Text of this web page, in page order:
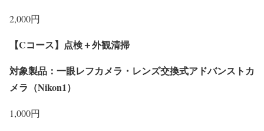
2,000円
【Cコース】点検＋外観清掃
対象製品：一眼レフカメラ・レンズ交換式アドバンストカ
メラ（Nikon1）
1,000円